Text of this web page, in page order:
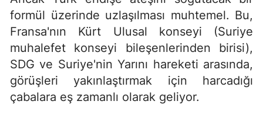
formül üzerinde uzlaşılması muhtemel. Bu,
Fransa'nın Kürt Ulusal konseyi (Suriye
muhalefet konseyi bileşenlerinden birisi),
SDG ve Suriye'nin Yarını hareketi arasında,
görüşleri yakınlaştırmak için harcadığı
çabalara eş zamanlı olarak geliyor.